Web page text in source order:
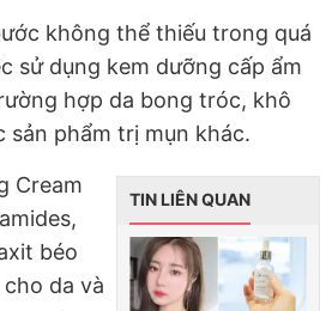
không thể thiếu trong quá
sử dụng kem dưỡng cấp ẩm
hợp da bong tróc, khô
sản phẩm trị mụn khác.
TIN LIÊN QUAN
Cream
béo
da và